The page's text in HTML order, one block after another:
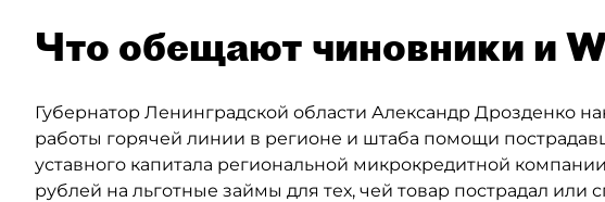
Что обещают чиновники и
Губернатор Ленинградской области Александр Дрозденко
работы горячей линии в регионе и штаба помощи
уставного капитала региональной микрокредитной
рублей на льготные займы для тех, чей товар пострадал или